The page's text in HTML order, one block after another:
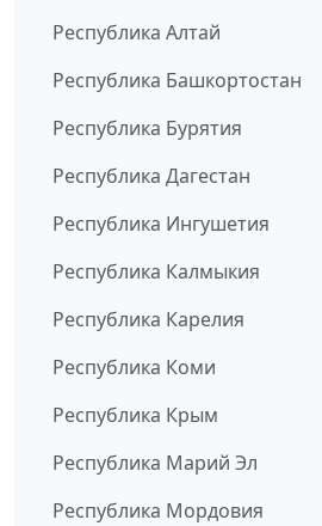
Республика Алтай
Республика Башкортостан
Республика Бурятия
Республика Дагестан
Республика Ингушетия
Республика Калмыкия
Республика Карелия
Республика Коми
Республика Крым
Республика Марий Эл
Республика Мордовия